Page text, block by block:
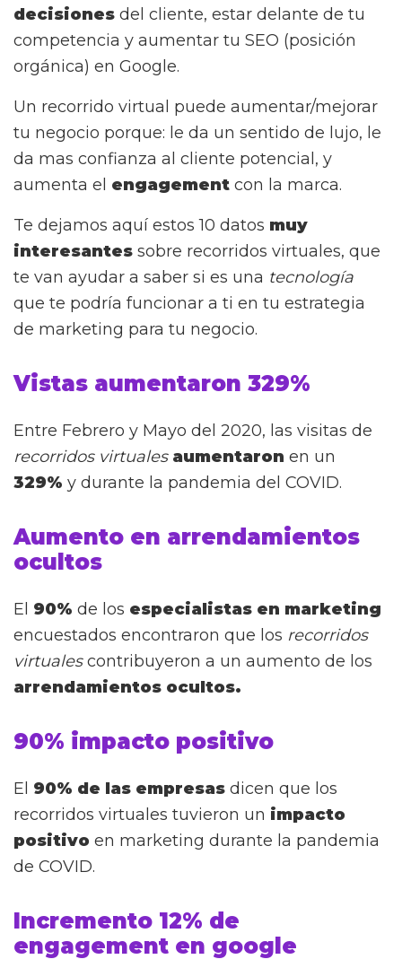
decisiones del cliente, estar delante de tu
competencia y aumentar tu SEO (posición
orgánica) en Google.
Un recorrido virtual puede aumentar/mejorar
tu negocio porque: le da un sentido de lujo, le
da mas confianza al cliente potencial, y
aumenta el engagement con la marca.
Te dejamos aquí estos 10 datos muy
interesantes sobre recorridos virtuales, que
te van ayudar a saber si es una tecnología
que te podría funcionar a ti en tu estrategia
de marketing para tu negocio.
Vistas aumentaron 329%
Entre Febrero y Mayo del 2020, las visitas de
recorridos virtuales aumentaron en un
329% y durante la pandemia del COVID.
Aumento en arrendamientos
ocultos
El 90% de los especialistas en marketing
encuestados encontraron que los recorridos
virtualescontribuyeron a un aumento de los
arrendamientos ocultos.
90% impacto positivo
El 90% de las empresas dicen que los
recorridos virtuales tuvieron un impacto
positivo en marketing durante la pandemia
de COVID.
Incremento 12% de
engagement en google